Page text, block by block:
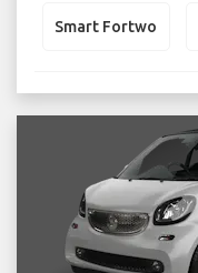
Smart Fortwo